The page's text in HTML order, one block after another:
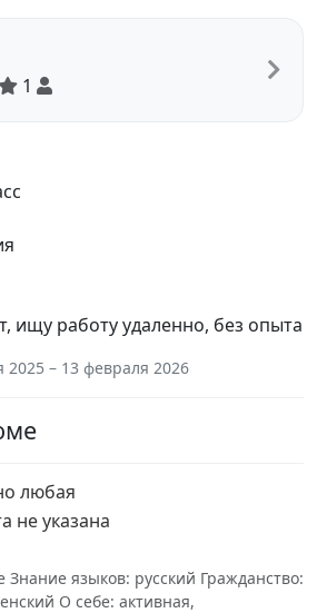
1
ищу работу удаленно, без опыта
2025 – 13 февраля 2026
любая
не указана
языков: русский Гражданство:
О себе: активная,